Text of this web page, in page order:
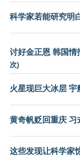
科学家若能研究明
讨好金正恩 韩国情
次)
火星现巨大冰层 宇
黄奇帆贬回重庆 习
这些发现让科学家